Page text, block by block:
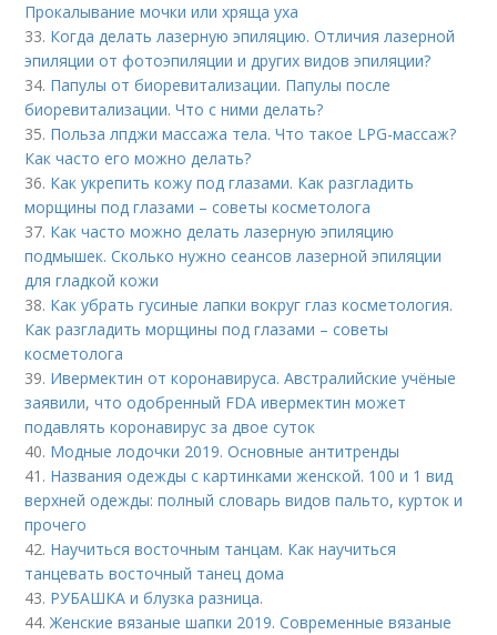
Прокалывание мочки или хряща уха
33. Когда делать лазерную эпиляцию. Отличия лазерной
эпиляции от фотоэпиляции и других видов эпиляции?
34. Папулы от биоревитализации. Папулы после
биоревитализации. Что с ними делать?
35. Польза лпджи массажа тела. Что такое LPG-массаж?
Как часто его можно делать?
36. Как укрепить кожу под глазами. Как разгладить
морщины под глазами – советы косметолога
37. Как часто можно делать лазерную эпиляцию
подмышек. Сколько нужно сеансов лазерной эпиляции
для гладкой кожи
38. Как убрать гусиные лапки вокруг глаз косметология.
Как разгладить морщины под глазами – советы
косметолога
39. Ивермектин от коронавируса. Австралийские учёные
заявили, что одобренный FDA ивермектин может
подавлять коронавирус за двое суток
40. Модные лодочки 2019. Основные антитренды
41. Названия одежды с картинками женской. 100 и 1 вид
верхней одежды: полный словарь видов пальто, курток и
прочего
42. Научиться восточным танцам. Как научиться
танцевать восточный танец дома
43. РУБАШКА и блузка разница.
44.Женские вязаные шапки 2019. Современные вязаные